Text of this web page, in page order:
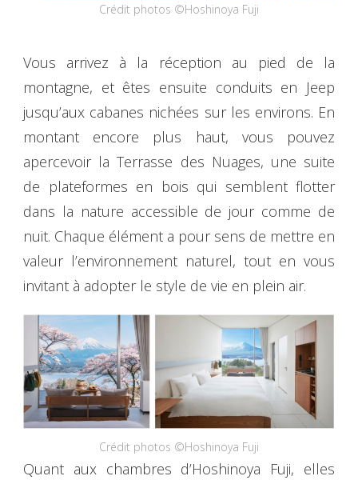
Crédit photos ©Hoshinoya Fuji
Vous arrivez à la réception au pied de la
montagne, et êtes ensuite conduits en Jeep
jusqu’aux cabanes nichées sur les environs. En
montant encore plus haut, vous pouvez
apercevoir la Terrasse des Nuages, une suite
de plateformes en bois qui semblent flotter
dans la nature accessible de jour comme de
nuit. Chaque élément a pour sens de mettre en
valeur l’environnement naturel, tout en vous
invitant à adopter le style de vie en plein air.
Crédit photos ©Hoshinoya Fuji
Quant aux chambres d’Hoshinoya Fuji, elles